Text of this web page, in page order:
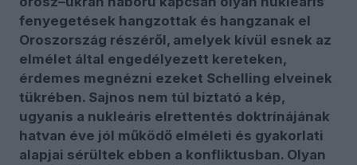
fenyegetések hangzottak és hangzanak el
Oroszország részéről, amelyek kívül esnek az
elmélet által engedélyezett kereteken,
érdemes megnézni ezeket Schelling elveinek
tükrében. Sajnos nem túl biztató a kép,
ugyanis a nukleáris elrettentés doktrínájának
hatvan éve jól működő elméleti és gyakorlati
alapjai sérültek ebben a konfliktusban. Olyan